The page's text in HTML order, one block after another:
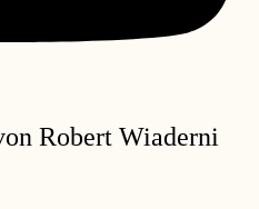
Robert Wiaderni